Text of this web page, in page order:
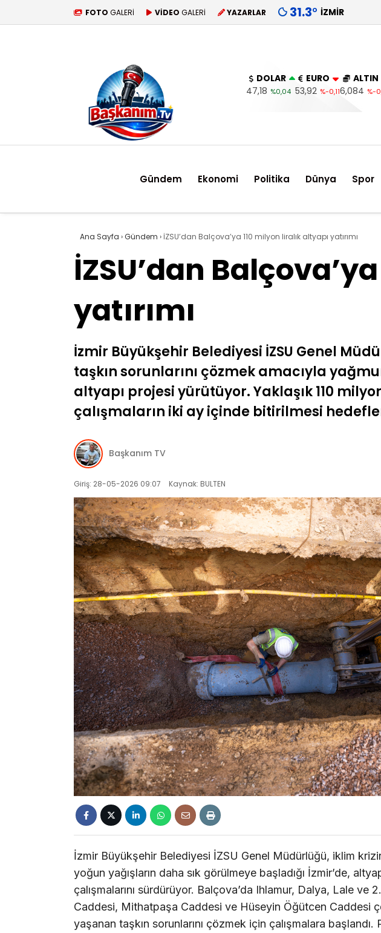
FOTO GALERİ VİDEO GALERİ YAZARLAR 31.3° İZMIR
DOLAR
47,18 %0,04
EURO
53,92 %-0,11
ALTIN
6,084 %-
Gündem Ekonomi Politika Dünya Spor
Ana Sayfa ›Gündem › İZSU’dan Balçova’ya 110 milyon liralık altyapı yatırımı
İZSU’dan
yatırımı
İzmir Büyükşehir Belediyesi İZSU Genel
taşkın sorunlarını çözmek amacıyla
altyapı projesi yürütüyor. Yaklaşık 110
çalışmaların iki ay içinde bitirilmesi
Başkanım TV
Giriş: 28-05-2026 09:07 Kaynak: BULTEN
İzmir Büyükşehir Belediyesi İZSU Genel Müdürlüğü, iklim
yoğun yağışların daha sık görülmeye başladığı İzmir’de,
çalışmalarını sürdürüyor. Balçova’da Ihlamur, Dalya, Lale ve
Caddesi, Mithatpaşa Caddesi ve Hüseyin Öğütcen Caddesi
yaşanan taşkın sorunlarını çözmek için çalışmalara başlandı.